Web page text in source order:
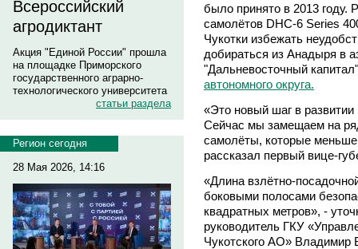
Всероссийский
агродиктант
Акция "Единой России" прошла
на площадке Приморского
государственного аграрно-
технологического университета
статьи раздела
Регион сегодня
28 Мая 2026, 14:16
было принято в 2013 году.
самолётов DHC-6 Series
Чукотки избежать
добираться из Анадыря в
"Дальневосточный
автономного округа.
«Это новый шаг в
Сейчас мы замещаем на
самолёты, которые меньше
рассказал первый вице-
«Длина взлётно-
боковыми полосами
квадратных метров», -
руководитель ГКУ
Чукотского АО» Владимир